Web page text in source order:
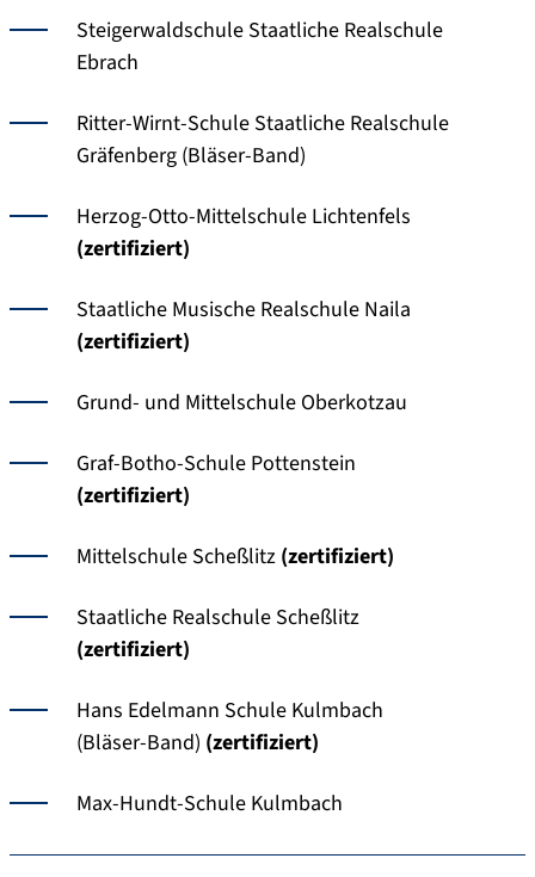
Steigerwaldschule Staatliche Realschule
Ebrach
Ritter-Wirnt-Schule Staatliche Realschule
Gräfenberg (Bläser-Band)
Herzog-Otto-Mittelschule Lichtenfels
(zertifiziert)
Staatliche Musische Realschule Naila
(zertifiziert)
Grund- und Mittelschule Oberkotzau
Graf-Botho-Schule Pottenstein
(zertifiziert)
Mittelschule Scheßlitz (zertifiziert)
Staatliche Realschule Scheßlitz
(zertifiziert)
Hans Edelmann Schule Kulmbach
(Bläser-Band) (zertifiziert)
Max-Hundt-Schule Kulmbach